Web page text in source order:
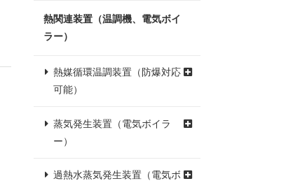
熱関連装置（温調機、電気ボイ
ラー）
熱媒循環温調装置（防爆対応
可能）
蒸気発生装置（電気ボイラ
ー）
過熱水蒸気発生装置（電気ボ